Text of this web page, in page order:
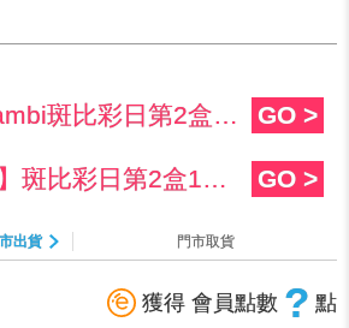
・【福利品】Bambi斑比彩日第2盒35元 GO >
・日本【Bambi】斑比彩日第2盒140元 GO >
出貨 門市取貨
獲得 會員點數 ? 點